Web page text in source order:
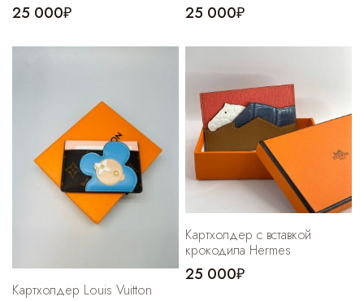
25 000₽ 25 000₽
Картхолдер Louis Vuitton
Картхолдер с вставкой
крокодила Hermes
25 000₽